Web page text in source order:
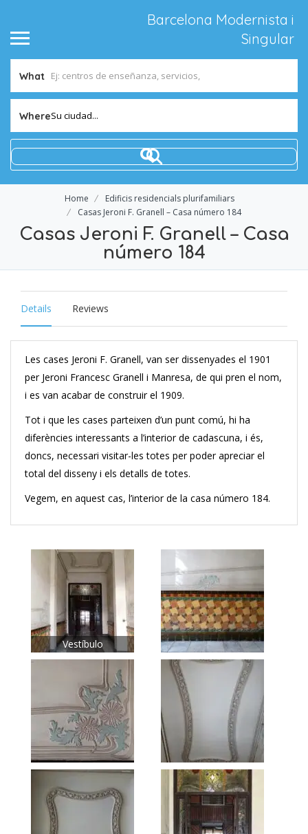
Barcelona Modernista i
Singular
What
WhereSu ciudad...
Home
Edificis residencials plurifamiliars
Casas Jeroni F. Granell – Casa número 184
Casas Jeroni F. Granell – Casa
número 184
Details Reviews
Les cases Jeroni F. Granell, van ser dissenyades el 1901
per Jeroni Francesc Granell i Manresa, de qui pren el nom,
i es van acabar de construir el 1909.
Tot i que les cases parteixen d’un punt comú, hi ha
diferències interessants a l’interior de cadascuna, i és,
doncs, necessari visitar-les totes per poder apreciar el
total del disseny i els detalls de totes.
Vegem, en aquest cas, l’interior de la casa número 184.
Vestíbulo